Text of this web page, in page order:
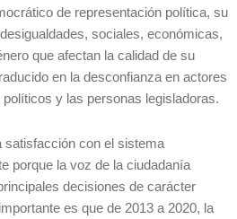
de representación política, su
sociales, económicas,
que afectan la calidad de su
en la desconfianza en actores
y las personas legisladoras.
satisfacción con el sistema
porque la voz de la ciudadanía
decisiones de carácter
es que de 2013 a 2020, la